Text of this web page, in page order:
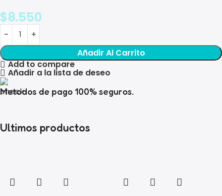
$8.550
Añadir Al Carrito
Add to compare
Añadir a la lista de deseo
Metodos de pago 100% seguros.
Ultimos productos